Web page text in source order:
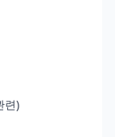
련)